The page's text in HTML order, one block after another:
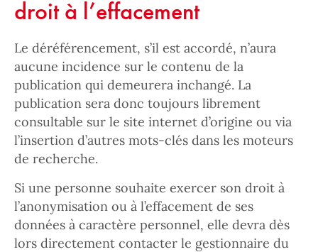
droit à l’effacement
Le déréférencement, s’il est accordé, n’aura
aucune incidence sur le contenu de la
publication qui demeurera inchangé. La
publication sera donc toujours librement
consultable sur le site internet d’origine ou via
l’insertion d’autres mots-clés dans les moteurs
de recherche.
Si une personne souhaite exercer son droit à
l’anonymisation ou à l’effacement de ses
données à caractère personnel, elle devra dès
lors directement contacter le gestionnaire du